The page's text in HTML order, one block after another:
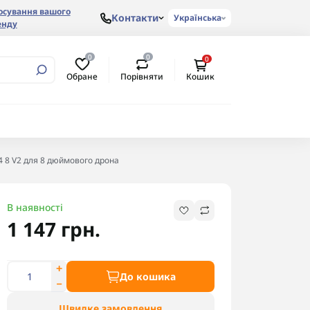
вашого
Контакти Українська
0
Обране
0
Порівняти
0
Кошик
8 V2 для 8 дюймового дрона
В наявності
1 147 грн.
До кошика